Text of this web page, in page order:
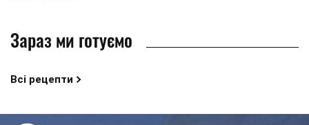
Зараз ми готуємо
Всі рецепти